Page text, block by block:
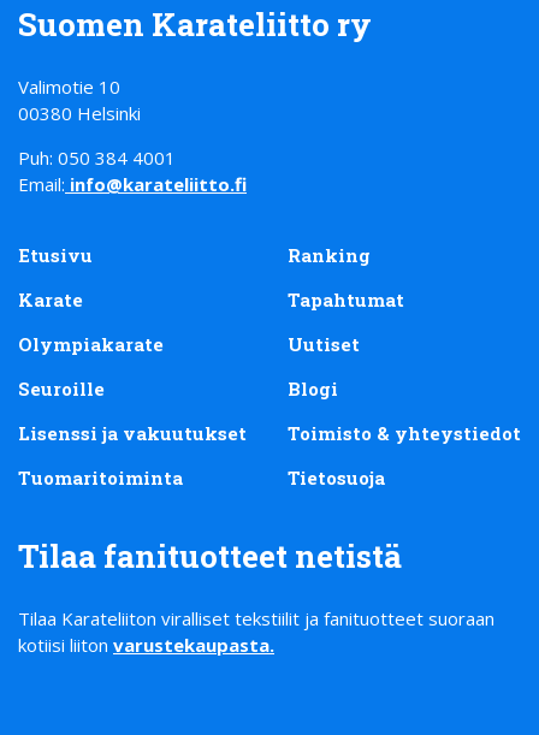
Suomen Karateliitto ry
Valimotie 10
00380 Helsinki
Puh: 050 384 4001
Email: info@karateliitto.fi
Etusivu
Karate
Olympiakarate
Seuroille
Lisenssi ja vakuutukset
Tuomaritoiminta
Ranking
Tapahtumat
Uutiset
Blogi
Toimisto & yhteystiedot
Tietosuoja
Tilaa fanituotteet netistä
Tilaa Karateliiton viralliset tekstiilit ja fanituotteet suoraan
kotiisi liiton varustekaupasta.